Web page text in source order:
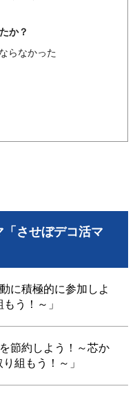
か？
らなかった
させぼデコ活マ
に積極的に参加しよ
う！～」
節約しよう！～芯か
組もう！～」